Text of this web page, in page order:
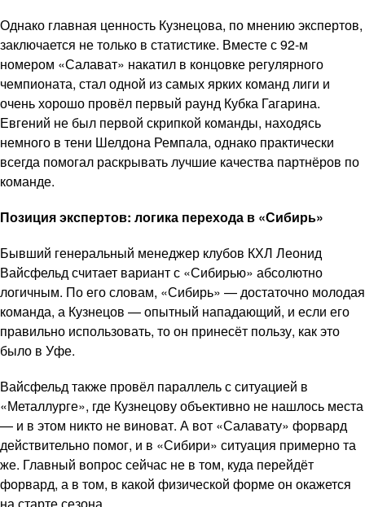
Однако главная ценность Кузнецова, по мнению экспертов,
заключается не только в статистике. Вместе с 92-м
номером «Салават» накатил в концовке регулярного
чемпионата, стал одной из самых ярких команд лиги и
очень хорошо провёл первый раунд Кубка Гагарина.
Евгений не был первой скрипкой команды, находясь
немного в тени Шелдона Ремпала, однако практически
всегда помогал раскрывать лучшие качества партнёров по
команде.
Позиция экспертов: логика перехода в «Сибирь»
Бывший генеральный менеджер клубов КХЛ Леонид
Вайсфельд считает вариант с «Сибирью» абсолютно
логичным. По его словам, «Сибирь» — достаточно молодая
команда, а Кузнецов — опытный нападающий, и если его
правильно использовать, то он принесёт пользу, как это
было в Уфе.
Вайсфельд также провёл параллель с ситуацией в
«Металлурге», где Кузнецову объективно не нашлось места
— и в этом никто не виноват. А вот «Салавату» форвард
действительно помог, и в «Сибири» ситуация примерно та
же. Главный вопрос сейчас не в том, куда перейдёт
форвард, а в том, в какой физической форме он окажется